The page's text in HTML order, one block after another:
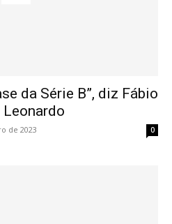
da Série B”, diz Fábio
de 2023 0